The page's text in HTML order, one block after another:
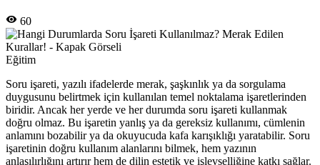
60
Eğitim
Soru işareti, yazılı ifadelerde merak, şaşkınlık ya da sorgulama
duygusunu belirtmek için kullanılan temel noktalama işaretlerinden
biridir. Ancak her yerde ve her durumda soru işareti kullanmak
doğru olmaz. Bu işaretin yanlış ya da gereksiz kullanımı, cümlenin
anlamını bozabilir ya da okuyucuda kafa karışıklığı yaratabilir. Soru
işaretinin doğru kullanım alanlarını bilmek, hem yazının
anlaşılırlığını artırır hem de dilin estetik ve işlevselliğine katkı sağlar.